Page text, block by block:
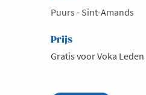
Puurs - Sint-Amands
Prijs
Gratis voor Voka Leden